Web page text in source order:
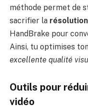
méthode permet de
sacrifier la résolution
HandBrake pour
Ainsi, tu optimises
excellente qualité
Outils pour
vidéo